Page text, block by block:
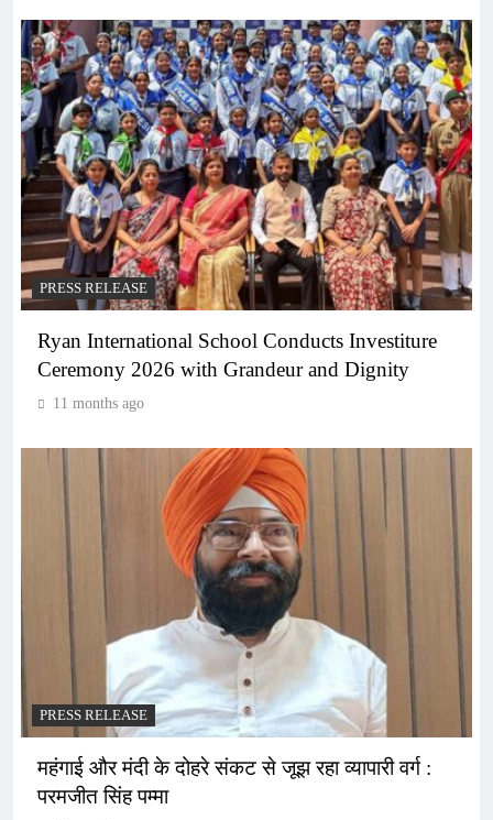
PRESS RELEASE
Ryan International School Conducts Investiture
Ceremony 2026 with Grandeur and Dignity
11 months ago
PRESS RELEASE
महंगाई और मंदी के दोहरे संकट से जूझ रहा व्यापारी वर्ग :
परमजीत सिंह पम्मा